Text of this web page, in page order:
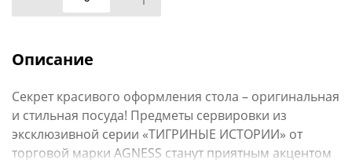
Описание
Секрет красивого оформления стола – оригинальная
и стильная посуда! Предметы сервировки из
эксклюзивной серии «ТИГРИНЫЕ ИСТОРИИ» от
торговой марки AGNESS станут приятным акцентом